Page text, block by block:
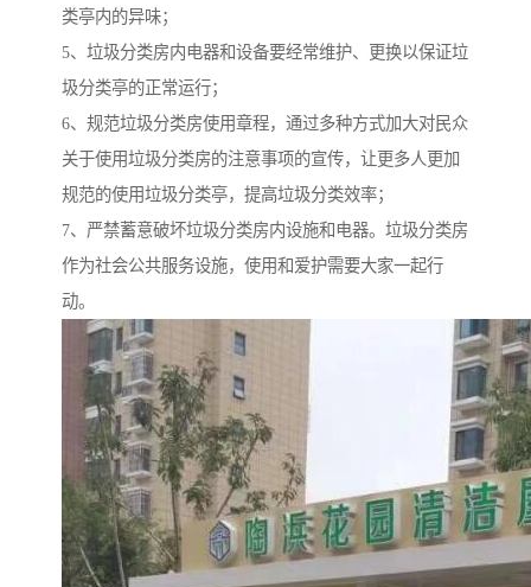
类亭内的异味；
5、垃圾分类房内电器和设备要经常维护、更换以保证垃
圾分类亭的正常运行；
6、规范垃圾分类房使用章程，通过多种方式加大对民众
关于使用垃圾分类房的注意事项的宣传，让更多人更加
规范的使用垃圾分类亭，提高垃圾分类效率；
7、严禁蓄意破坏垃圾分类房内设施和电器。垃圾分类房
作为社会公共服务设施，使用和爱护需要大家一起行
动。